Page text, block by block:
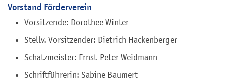
Vorstand Förderverein
Vorsitzende: Dorothee Winter
Stellv. Vorsitzender: Dietrich Hackenberger
Schatzmeister: Ernst-Peter Weidmann
Schriftführerin: Sabine Baumert